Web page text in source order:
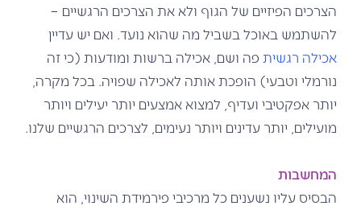
הצרכים הפיזיים של הגוף ולא את הצרכים הרגשיים –
להשתמש באוכל בשביל מה שהוא נועד. ואם יש עדיין
אכילה רגשית פה ושם, אכילה ברשות ומודעות (כי זה
נורמלי וטבעי) הופכת אותה לאכילה שפויה. בכל מקרה,
יותר אפקטיבי ועדיף, למצוא אמצעים יותר יעילים ויותר
מועילים, יותר עדינים ויותר נעימים, לצרכים הרגשיים שלנו.
המחשבות
הבסיס עליו נשענים כל מרכיבי פירמידת השינוי, הוא